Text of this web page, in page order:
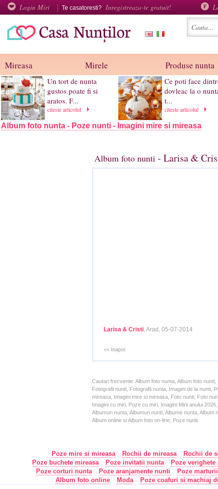
Login Miri Te casatoresti? Inregistreaza-te gratuit!
Mireasa Mirele Produse nunta
Un tort de nunta
gustos poate fi si
aratos. F...
citeste articolul
Ce poti face
dovleac la o
t...
citeste articolul
Album foto nunta - Poze nunti - Imagini mire si mireasa
Album foto nunti - Larisa &
Larisa & Cristi, Arad, 05-07-2014
<< Inapoi
Cautari frecvente: Album foto nunta, Album foto
Fotografii nunti, Fotografii nunta, Imagini de la nunti,
mireasa, Imagini mire si mireasa, Foto nunti, Foto
Imagini cu miri, Poze cu miri, Imagini Mirii anului
Albumuri nunta, Albumuri nunti, Albume nunta,
Album online si Album foto on-line, Poze nunti.
Poze mire si mireasa Rochii de mireasa
Rochii de
Poze buchete mireasa
Poze invitatii nunta
Poze
Poze corturi nunta
Poze aranjamente nunti
Poze
Album foto online
Moda Poze coafuri si machiaj